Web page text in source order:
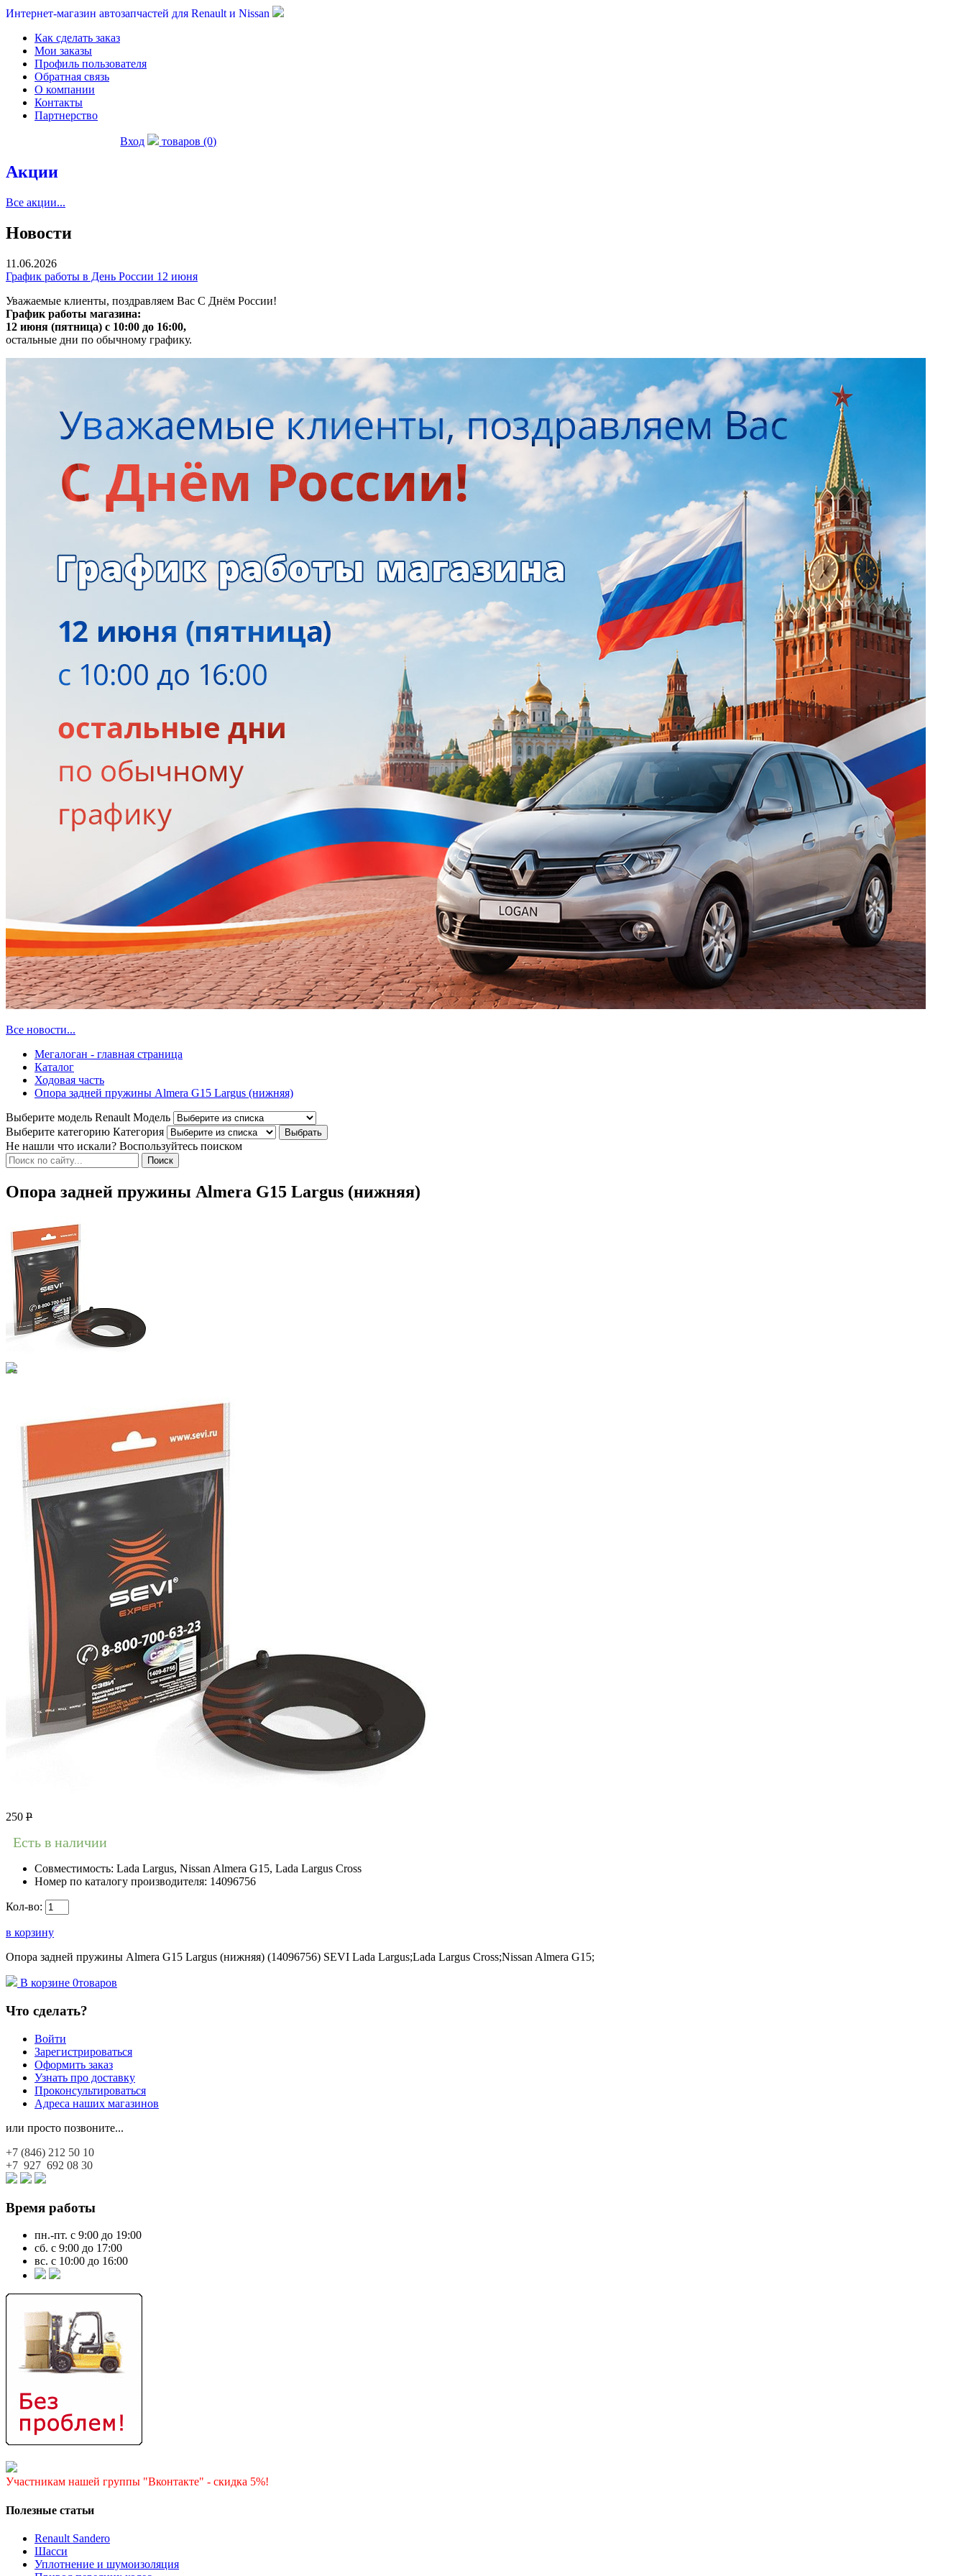
Интернет-магазин автозапчастей для Renault и Nissan
Как сделать заказ
Мои заказы
Профиль пользователя
Обратная связь
О компании
Контакты
Партнерство
Вход товаров (0)
Акции
Все акции...
Новости
11.06.2026
График работы в День России 12 июня
Уважаемые клиенты, поздравляем Вас С Днём России!
График работы магазина:
12 июня (пятница) с 10:00 до 16:00,
остальные дни по обычному графику.
Все новости...
Мегалоган - главная страница
Каталог
Ходовая часть
Опора задней пружины Almera G15 Largus (нижняя)
Выберите модель Renault Модель
Выберите категорию Категория
Не нашли что искали? Воспользуйтесь поиском
Опора задней пружины Almera G15 Largus (нижняя)
250 Р
Есть в наличии
Совместимость: Lada Largus, Nissan Almera G15, Lada Largus Cross
Номер по каталогу производителя: 14096756
Кол-во:
в корзину
Опора задней пружины Almera G15 Largus (нижняя) (14096756) SEVI Lada Largus;Lada Largus Cross;Nissan Almera G15;
В корзине 0товаров
Что сделать?
Войти
Зарегистрироваться
Оформить заказ
Узнать про доставку
Проконсультироваться
Адреса наших магазинов
или просто позвоните...
+7 (846) 212 50 10
+7 927 692 08 30
Время работы
пн.-пт. с 9:00 до 19:00
сб. с 9:00 до 17:00
вс. с 10:00 до 16:00
Участникам нашей группы "Вконтакте" - скидка 5%!
Полезные статьи
Renault Sandero
Шасси
Уплотнение и шумоизоляция